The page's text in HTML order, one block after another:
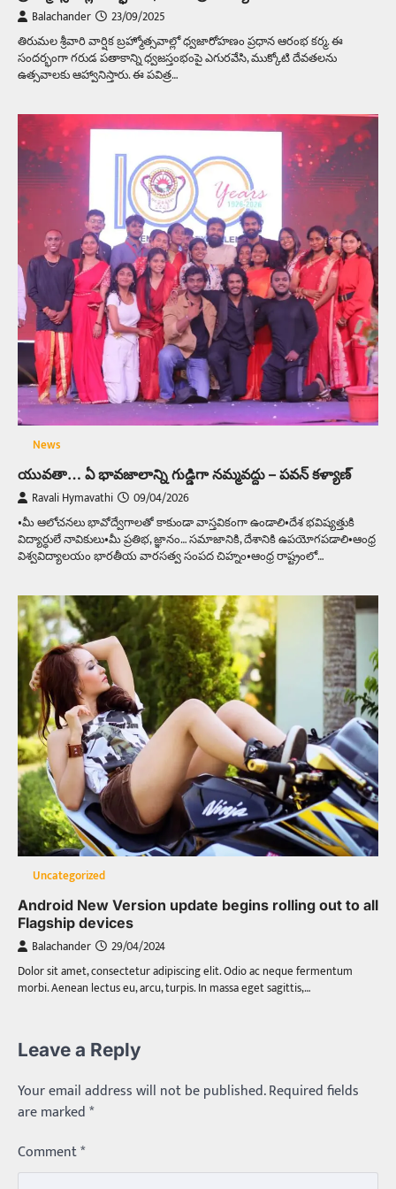
Balachander 23/09/2025
తిరుమల శ్రీవారి వార్షిక బ్రహ్మోత్సవాల్లో ధ్వజారోహణం ప్రధాన ఆరంభ కర్మ. ఈ
సందర్భంగా గరుడ పతాకాన్ని ధ్వజస్తంభంపై ఎగురవేసి, ముక్కోటి దేవతలను
ఉత్సవాలకు ఆహ్వానిస్తారు. ఈ పవిత్ర…
News
యువతా… ఏ భావజాలాన్ని గుడ్డిగా నమ్మవద్దు – పవన్ కళ్యాణ్
Ravali Hymavathi 09/04/2026
•మీ ఆలోచనలు భావోద్వేగాలతో కాకుండా వాస్తవికంగా ఉండాలి•దేశ భవిష్యత్తుకి
విద్యార్ధులే నావికులు•మీ ప్రతిభ, జ్ఞానం… సమాజానికి, దేశానికి ఉపయోగపడాలి•ఆంధ్ర
విశ్వవిద్యాలయం భారతీయ వారసత్వ సంపద చిహ్నం•ఆంధ్ర రాష్ట్రంలో…
Uncategorized
Android New Version update begins rolling out to all
Flagship devices
Balachander 29/04/2024
Dolor sit amet, consectetur adipiscing elit. Odio ac neque fermentum
morbi. Aenean lectus eu, arcu, turpis. In massa eget sagittis,…
Leave a Reply
Your email address will not be published.Required fields
are marked*
Comment*